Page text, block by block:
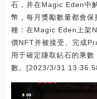
石，并在Magic Eden中
幣，每月獎勵數量都會
種：在Magic Eden上架
價NFT并被接受、完成
用于確定賺取鉆石的乘
數。[2023/3/31